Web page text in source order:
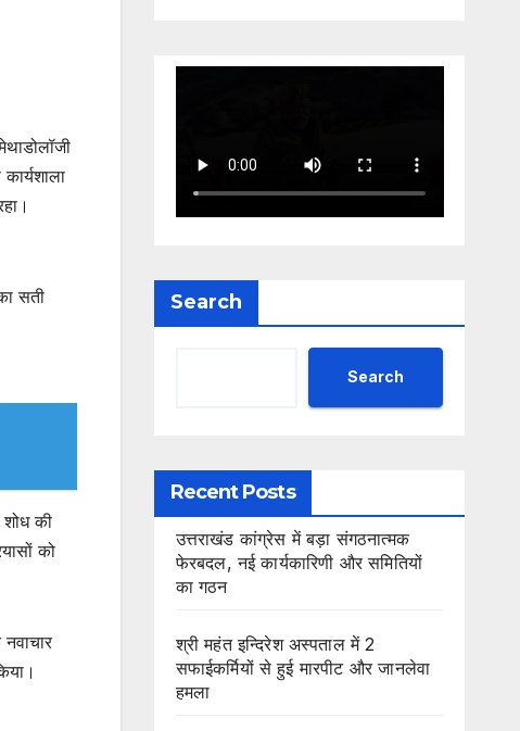
सती
शोध की
को
Search
Search
Recent Posts
उत्तराखंड कांग्रेस में बड़ा संगठनात्मक
फेरबदल, नई कार्यकारिणी और समितियों
का गठन
श्री महंत इन्दिरेश अस्पताल में 2
सफाईकर्मियों से हुई मारपीट और जानलेवा
हमला